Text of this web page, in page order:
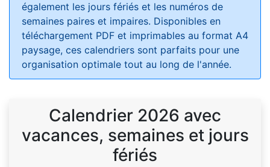
également les jours fériés et les numéros de
semaines paires et impaires. Disponibles en
téléchargement PDF et imprimables au format A4
paysage, ces calendriers sont parfaits pour une
organisation optimale tout au long de l'année.
Calendrier 2026 avec
vacances, semaines et jours
fériés